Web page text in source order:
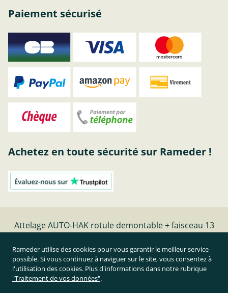
Paiement sécurisé
Achetez en toute sécurité sur Rameder !
Attelage AUTO-HAK rotule demontable + faisceau 13
Résilier le contrat
Rameder utilise des cookies pour vous garantir le meilleur service
possible. Si vous continuez à naviguer sur le site, vous consentez à
l'utilisation des cookies. Plus d'informations dans notre rubrique
"Traitement de vos données".